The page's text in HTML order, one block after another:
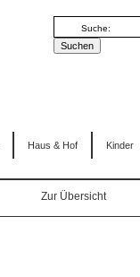
Haus & Hof Kinder
Zur Übersicht